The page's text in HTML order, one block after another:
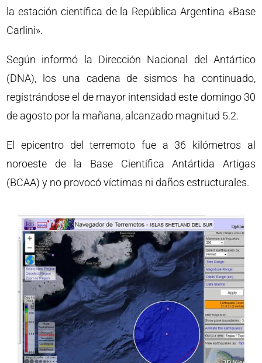
la estación científica de la República Argentina «Base
Carlini».
Según informó la Dirección Nacional del Antártico
(DNA), los una cadena de sismos ha continuado,
registrándose el de mayor intensidad este domingo 30
de agosto por la mañana, alcanzado magnitud 5.2.
El epicentro del terremoto fue a 36 kilómetros al
noroeste de la Base Científica Antártida Artigas
(BCAA) y no provocó víctimas ni daños estructurales.